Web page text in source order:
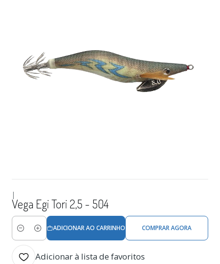
|
Vega Egi Tori 2,5 - 504
Quantidade
ADICIONAR AO CARRINHO COMPRAR AGORA
Adicionar à lista de favoritos